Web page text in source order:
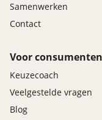
Samenwerken
Contact
Voor consumenten
Keuzecoach
Veelgestelde vragen
Blog